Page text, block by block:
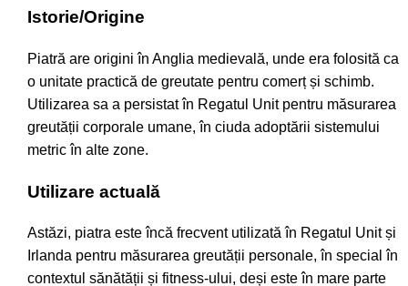
Istorie/Origine
Piatră are origini în Anglia medievală, unde era folosită ca
o unitate practică de greutate pentru comerț și schimb.
Utilizarea sa a persistat în Regatul Unit pentru măsurarea
greutății corporale umane, în ciuda adoptării sistemului
metric în alte zone.
Utilizare actuală
Astăzi, piatra este încă frecvent utilizată în Regatul Unit și
Irlanda pentru măsurarea greutății personale, în special în
contextul sănătății și fitness-ului, deși este în mare parte